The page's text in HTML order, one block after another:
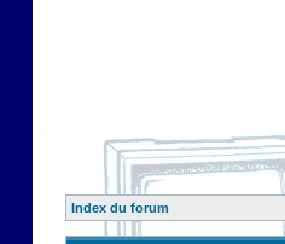
Index du forum